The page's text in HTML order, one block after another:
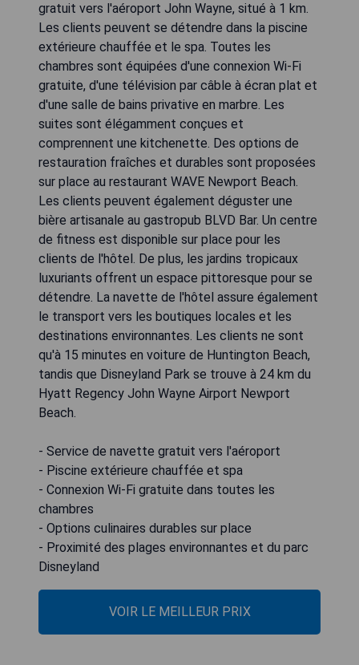
gratuit vers l'aéroport John Wayne, situé à 1 km.
Les clients peuvent se détendre dans la piscine
extérieure chauffée et le spa. Toutes les
chambres sont équipées d'une connexion Wi-Fi
gratuite, d'une télévision par câble à écran plat et
d'une salle de bains privative en marbre. Les
suites sont élégamment conçues et
comprennent une kitchenette. Des options de
restauration fraîches et durables sont proposées
sur place au restaurant WAVE Newport Beach.
Les clients peuvent également déguster une
bière artisanale au gastropub BLVD Bar. Un centre
de fitness est disponible sur place pour les
clients de l'hôtel. De plus, les jardins tropicaux
luxuriants offrent un espace pittoresque pour se
détendre. La navette de l'hôtel assure également
le transport vers les boutiques locales et les
destinations environnantes. Les clients ne sont
qu'à 15 minutes en voiture de Huntington Beach,
tandis que Disneyland Park se trouve à 24 km du
Hyatt Regency John Wayne Airport Newport
Beach.
- Service de navette gratuit vers l'aéroport
- Piscine extérieure chauffée et spa
- Connexion Wi-Fi gratuite dans toutes les
chambres
- Options culinaires durables sur place
- Proximité des plages environnantes et du parc
Disneyland
VOIR LE MEILLEUR PRIX